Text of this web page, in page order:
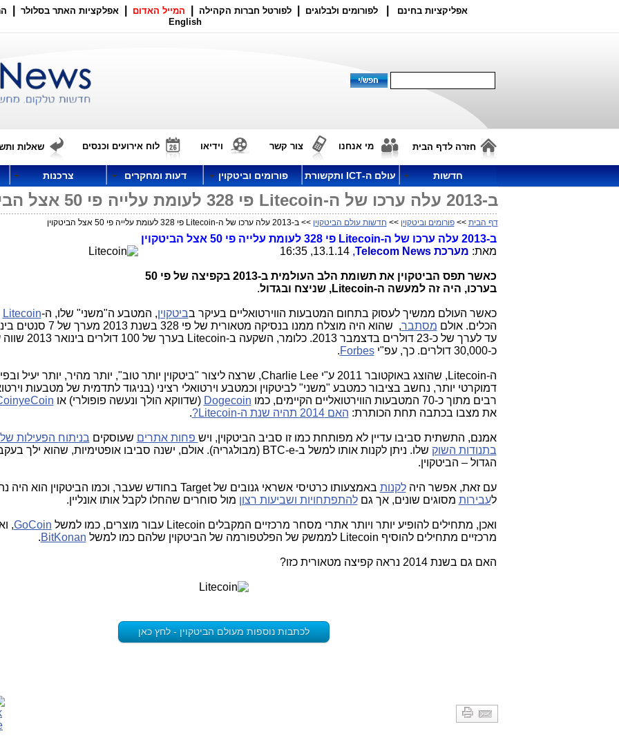
אפליקציות בחינם לפורומים ולבלוגים לפורטל חברות הקהילה המייל האדום אפלקציות האתר בסלולר
English
חזרה לדף הבית מי אנחנו צור קשר וידיאו לוח אירועים וכנסים שאלות
חדשות עולם ה-ICT ותקשורת פורומים וביטקוין דעות ומחקרים צרכנות
ב-2013 עלה ערכו של ה-Litecoin פי 328 לעומת עלייה פי 50 אצל הביטקוין
דף הבית >>פורומים וביטקוין >> חדשות עולם הביטקוין >> ב-2013 עלה ערכו של ה-Litecoin פי 328 לעומת עלייה פי 50 אצל הביטקוין
ב-2013 עלה ערכו של ה- Litecoin פי 328 לעומת עלייה פי 50 אצל הביטקוין
מאת: מערכתTelecom News
,
13.1.14, 16:35
כאשר תפס הביטקוין את תשומת הלב העולמית ב-2013 בקפיצה של פי 50
בערכו, היה זה למעשה ה-Litecoin, שניצח ובגדול.
כאשר העולם ממשיך לעסוק בתחום המטבעות הווירטואליים בעיקר בביטקוין, המטבע ה"משני" שלו, ה-Litecoin
הכלים. אולם מסתבר
עד לערך של כ-23 דולרים בדצמבר 2013. כלומר, השקעה ב-
Litecoin
בערך של 100 דולרים
כ-30,000 דולרים. כך, עפ"י
Forbes
.
ה-Litecoin , שהוצג באוקטובר 2011 ע"י Charlie Lee, שרצה ליצור "ביטקוין יותר טוב", יותר מהיר, יותר יעיל
דמוקרטי יותר, נחשב בציבור כמטבע "משני" לביטקוין וכמטבע וירטואלי רציני (בניגוד לתדמית של מטבעות
רבים מתוך כ-70 המטבעות הווירטואליים הקיימים, כמו
Dogecoin (שדווקא הולך ונעשה פופולרי) או
את מצבו בכתבה תחת הכותרת: האם 2014 תהיה שנת ה- Litecoin
?
.
אמנם, התשתית סביבו עדיין לא מפותחת כמו זו סביב הביטקוין, ויש פחות אתרים שעוסקים בניתוח הפעילות
בתנודות השוק שלו. ניתן לקנות אותו למשל ב-BTC-e (מבולגריה). אולם, ישנה סביבו אופטימיות, שהוא ילך
הגדול – הביטקוין.
עם זאת, אפשר היהלקנות באמצעותו כרטיסי אשראי גנובים שלTarget בחודש שעבר, וכמו הביטקוין הוא היה
לעבירות מסוגים שונים, אך גםלהתפתחויות ושביעות רצון מול סוחרים שהחלו לקבל אותו אונליין.
ואכן, מתחילים להופיע יותר ויותר אתרי מסחר מרכזיים המקבלים Litecoinעבור מוצרים, כמו למשל GoCoin
,
מרכזיים מתחילים להוסיף Litecoin לממשק של הפלטפורמה של הביטקוין שלהם כמו למשל .BitKonan
האם גם בשנת 2014 נראה קפיצה מטאורית כזו?
לכתבות נוספות מעולם הביטקוין - לחץ כאן